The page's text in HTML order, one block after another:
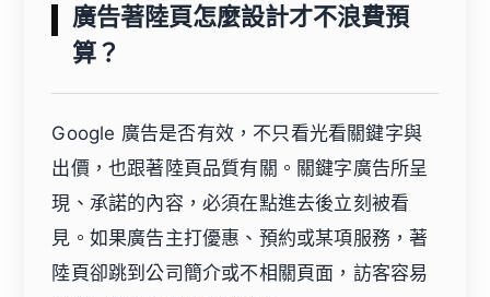
廣告著陸頁怎麼設計才不浪費預
算？
Google 廣告是否有效，不只看光看關鍵字與
出價，也跟著陸頁品質有關。 關鍵字廣告所呈
現、承諾的內容，必須在點進去後立刻被看
見。如果廣告主打優惠、預約或某項服務，著
陸頁卻跳到公司簡介或不相關頁面，訪客容易